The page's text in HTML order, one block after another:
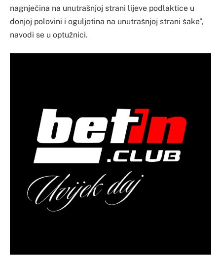
nagnječina na unutrašnjoj strani lijeve podlaktice u
donjoj polovini i oguljotina na unutrašnjoj strani šake”,
navodi se u optužnici.